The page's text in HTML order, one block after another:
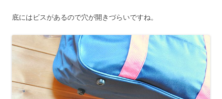
底にはビスがあるので穴が開きづらいですね。